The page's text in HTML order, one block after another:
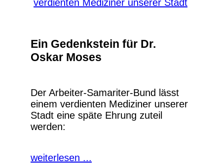
Ein Gedenkstein für Dr.
Oskar Moses
Der Arbeiter-Samariter-Bund lässt
einem verdienten Mediziner unserer
Stadt eine späte Ehrung zuteil
werden:
weiterlesen ...